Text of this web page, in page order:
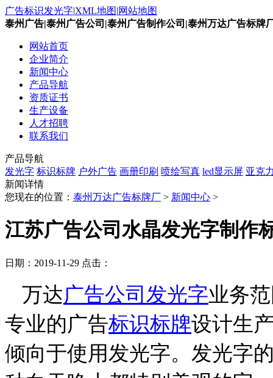
广告标识发光字|XML地图|网站地图
泰州广告|泰州广告公司|泰州广告制作公司|泰州万达广告标牌
网站首页
企业简介
新闻中心
产品导航
资质证书
生产设备
人才招聘
联系我们
产品导航
发光字 标识标牌 户外广告 画册印刷 喷绘写真 led显示屏 亚克
新闻详情
您现在的位置： 泰州万达广告标牌厂 > 新闻中心 >
江苏广告公司水晶发光字制作
日期： 2019-11-29 点击：
万达广告公司 发光字业务
专业的广告标识标牌设计生
倾向于使用发光字。发光字